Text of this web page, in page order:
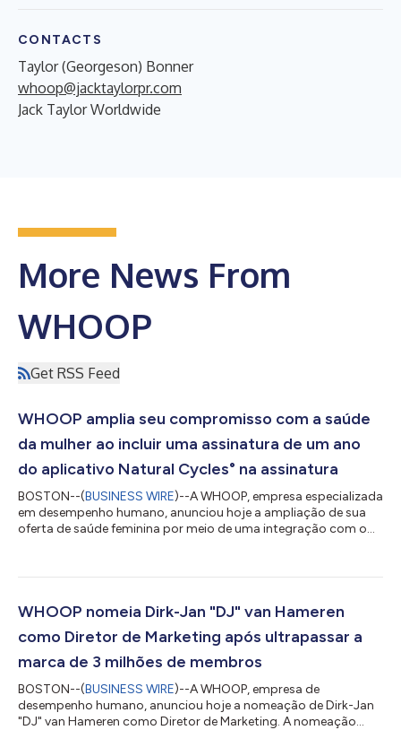
CONTACTS
Taylor (Georgeson) Bonner
whoop@jacktaylorpr.com
Jack Taylor Worldwide
More News From
WHOOP
Get RSS Feed
WHOOP amplia seu compromisso com a saúde
da mulher ao incluir uma assinatura de um ano
do aplicativo Natural Cycles° na assinatura
BOSTON--(BUSINESS WIRE)--A WHOOP, empresa especializada
em desempenho humano, anunciou hoje a ampliação de sua
oferta de saúde feminina por meio de uma integração com o
oferecerá uma assinatura de 12 meses do aplicativo Natural
possuem dispositivos WHOOP compatíveis agora podem
WHOOP nomeia Dirk-Jan "DJ" van Hameren
como Diretor de Marketing após ultrapassar a
marca de 3 milhões de membros
BOSTON--(BUSINESS WIRE)--A WHOOP, empresa de
desempenho humano, anunciou hoje a nomeação de Dirk-Jan
"DJ" van Hameren como Diretor de Marketing. A nomeação